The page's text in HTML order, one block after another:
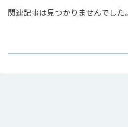
関連記事は見つかりませんでした。